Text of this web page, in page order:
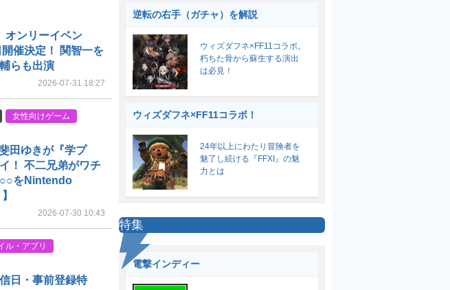
オンリーイベン
開催決定！ 関智一を
らも出演
2026-07-31 18:27
女性向けゲーム
田ゆきが『学プ
！ 不二兄弟がワチ
○○をNintendo
2026-07-30 10:43
ル・アプリ
日・事前登録特
逆転の右手（ガチャ）を解説
ウィズダフネ×FF11コラボ。
朽ちた骨から蘇生する演出
は必見！
ウィズダフネ×FF11コラボ！
24年以上にわたり冒険者を
魅了し続ける『FFXI』の魅
力とは
特集
電撃インディー